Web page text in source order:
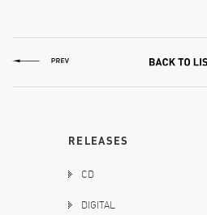
RELEASES
CD
DIGITAL